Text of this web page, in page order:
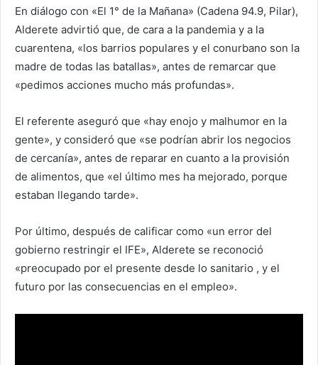
En diálogo con «El 1° de la Mañana» (Cadena 94.9, Pilar),
Alderete advirtió que, de cara a la pandemia y a la
cuarentena, «los barrios populares y el conurbano son la
madre de todas las batallas», antes de remarcar que
«pedimos acciones mucho más profundas».
El referente aseguró que «hay enojo y malhumor en la
gente», y consideró que «se podrían abrir los negocios
de cercanía», antes de reparar en cuanto a la provisión
de alimentos, que «el último mes ha mejorado, porque
estaban llegando tarde».
Por último, después de calificar como «un error del
gobierno restringir el IFE», Alderete se reconoció
«preocupado por el presente desde lo sanitario , y el
futuro por las consecuencias en el empleo».